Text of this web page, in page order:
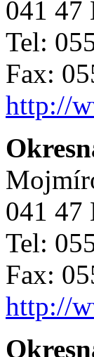
041 47
Tel:
Fax:
http://
041 47
Tel:
Fax:
http://